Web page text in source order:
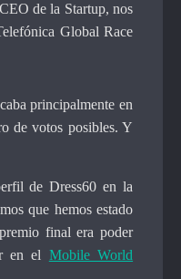
de la Startup, nos
Global Race
principalmente en
de votos posibles. Y
de Dress60 en la
que hemos estado
final era poder
en el Mobile World